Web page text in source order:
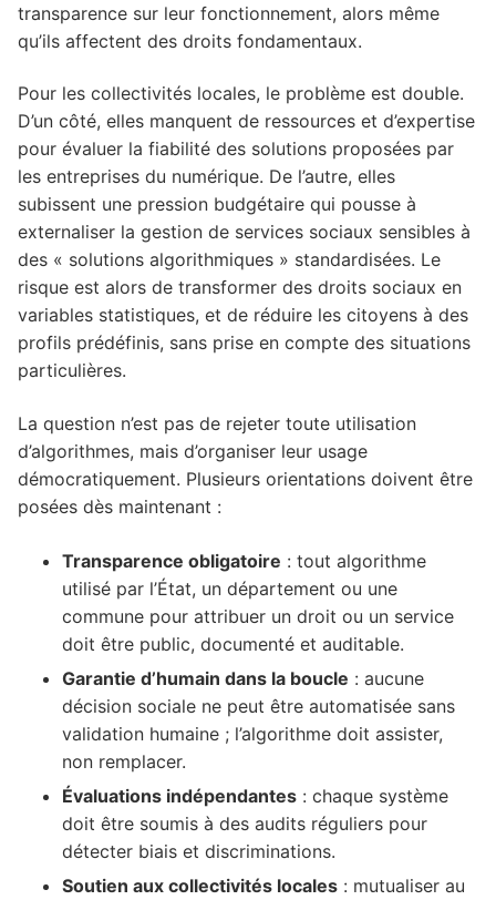
transparence sur leur fonctionnement, alors même
qu’ils affectent des droits fondamentaux.
Pour les collectivités locales, le problème est double.
D’un côté, elles manquent de ressources et d’expertise
pour évaluer la fiabilité des solutions proposées par
les entreprises du numérique. De l’autre, elles
subissent une pression budgétaire qui pousse à
externaliser la gestion de services sociaux sensibles à
des « solutions algorithmiques » standardisées. Le
risque est alors de transformer des droits sociaux en
variables statistiques, et de réduire les citoyens à des
profils prédéfinis, sans prise en compte des situations
particulières.
La question n’est pas de rejeter toute utilisation
d’algorithmes, mais d’organiser leur usage
démocratiquement. Plusieurs orientations doivent être
posées dès maintenant :
Transparence obligatoire : tout algorithme
utilisé par l’État, un département ou une
commune pour attribuer un droit ou un service
doit être public, documenté et auditable.
Garantie d’humain dans la boucle : aucune
décision sociale ne peut être automatisée sans
validation humaine ; l’algorithme doit assister,
non remplacer.
Évaluations indépendantes : chaque système
doit être soumis à des audits réguliers pour
détecter biais et discriminations.
Soutien aux collectivités locales : mutualiser au